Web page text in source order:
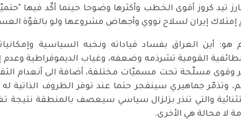
تيد كروز أقوى الخطب وأكثرها وضوحا حينما أكّد فيها
إمتلاك إيران لسلاح نووي وأجهاض مشروعها ولو بالقوّة
هو: أين العراق بفساد قياداته ونخبه السياسية
القومية تشرذمه وضعفه، وغياب الديموقراطية
وقوى مسلّحة تحت مسميّات مختلفة، أضافة الى أنعدام
وتذمّر جماهيري سينفجر حتما عند توفر الظروف الذاتية
والتي تنذر بزلزال سياسي سيعصف بالمنطقة
لا محالة هي الأخرى.